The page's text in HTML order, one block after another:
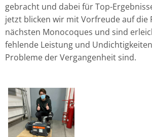
gebracht und dabei für Top-
jetzt blicken wir mit Vorfreude auf die
nächsten Monocoques und sind
fehlende Leistung und
Probleme der Vergangenheit sind.